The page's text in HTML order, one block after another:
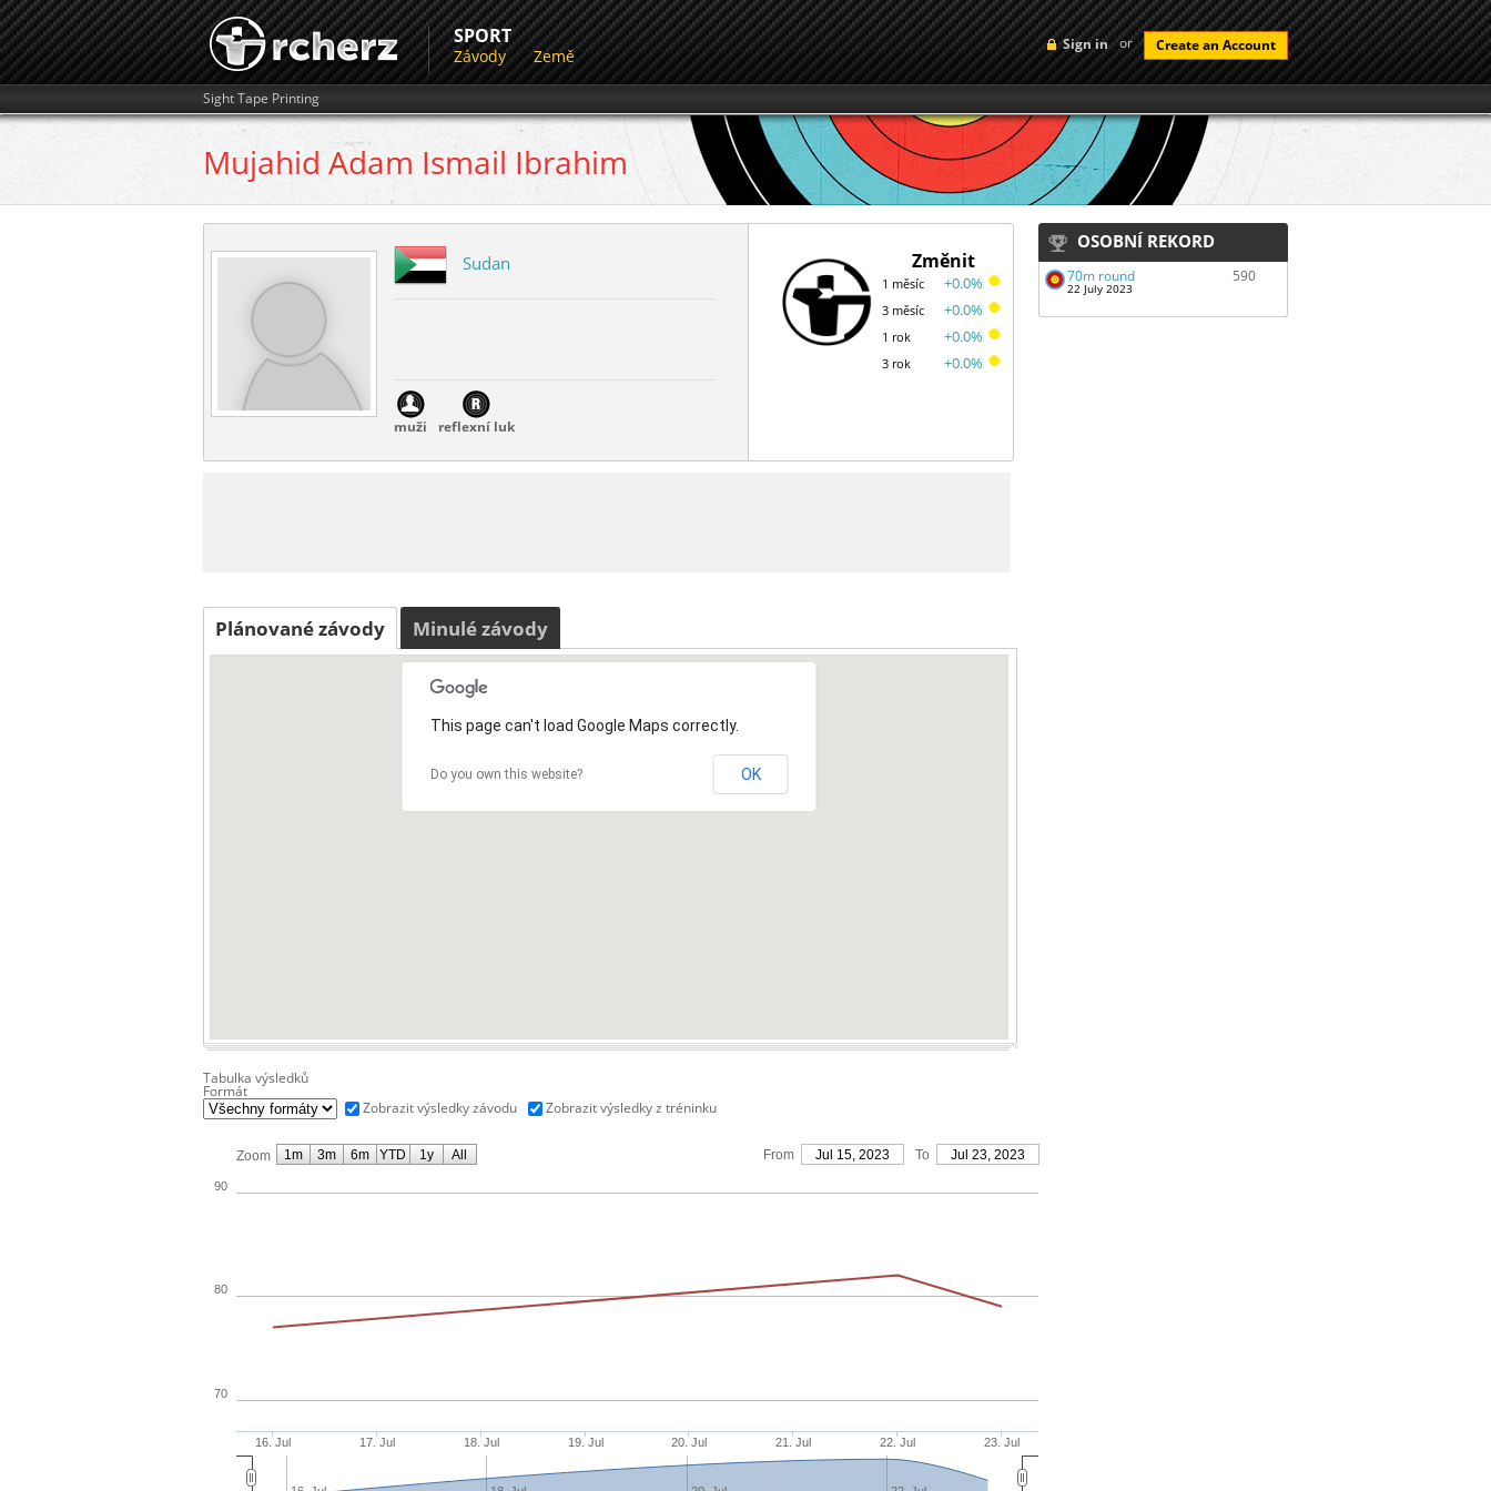
Sign in or Create an Account
SPORT
Závody Země
Sight Tape Printing
Mujahid Adam Ismail Ibrahim
Sudan
muži reflexní luk
Změnit
1 měsíc
3 měsíc
1 rok
3 rok
+0.0%
+0.0%
+0.0%
+0.0%
Plánované závody Minulé závody
This page can't load Google Maps correctly.
Do you own this website? OK
Tabulka výsledků
Formát
Zobrazit výsledky závodu
Zobrazit výsledky z tréninku
Zoom From Jul 15, 2023 To Jul 23, 2023
16. Jul 17. Jul 18. Jul 19. Jul 20. Jul 21. Jul 22. Jul 23. Jul
70
80
90
1m 3m 6m YTD 1y All
OSOBNÍ REKORD
70m round
22 July 2023
590